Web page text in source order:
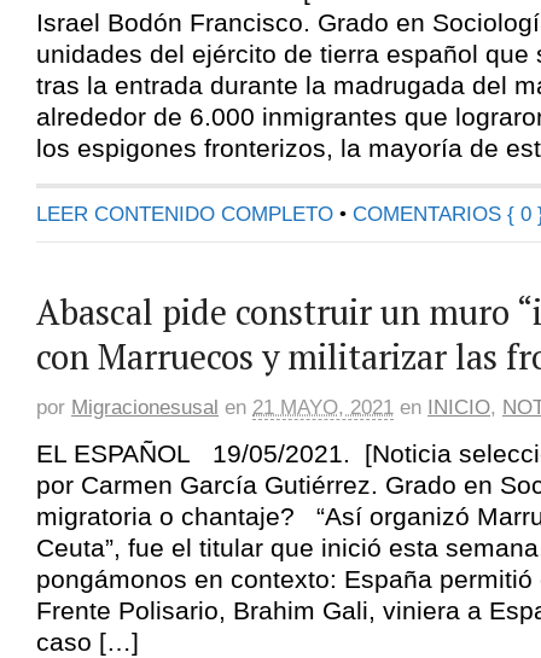
Israel Bodón Francisco. Grado en
unidades del ejército de tierra español que
tras la entrada durante la madrugada del
alrededor de 6.000 inmigrantes que
los espigones fronterizos, la mayoría de
LEER CONTENIDO COMPLETO • COMENTARIOS { 0
Abascal pide construir un muro
con Marruecos y militarizar las
por Migracionesusal en 21 MAYO, 2021 en INICIO,
EL ESPAÑOL 19/05/2021. [Noticia
por Carmen García Gutiérrez. Grado en
migratoria o chantaje? “Así organizó
Ceuta”, fue el titular que inició esta
pongámonos en contexto: España
Frente Polisario, Brahim Gali, viniera a
caso […]